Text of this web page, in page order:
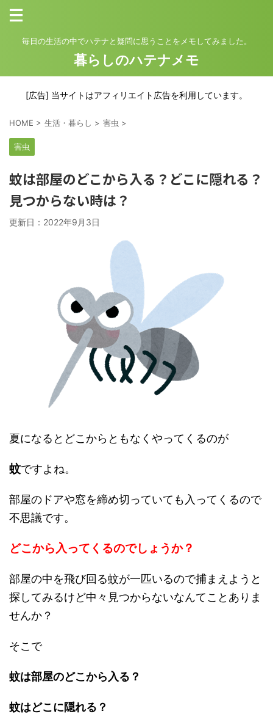
毎日の生活の中でハテナと疑問に思うことをメモしてみました。
暮らしのハテナメモ
[広告] 当サイトはアフィリエイト広告を利用しています。
HOME > 生活・暮らし > 害虫 >
害虫
蚊は部屋のどこから入る？どこに隠れる？
見つからない時は？
更新日： 2022年9月3日
夏になるとどこからともなくやってくるのが
蚊ですよね。
部屋のドアや窓を締め切っていても入ってくるので
不思議です。
どこから入ってくるのでしょうか？
部屋の中を飛び回る蚊が一匹いるので捕まえようと
探してみるけど中々見つからないなんてことありま
せんか？
そこで
蚊は部屋のどこから入る？
蚊はどこに隠れる？